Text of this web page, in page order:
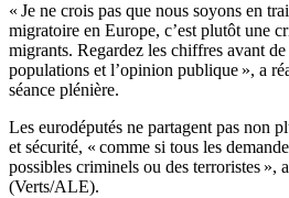
« Je ne crois pas que nous soyons en
migratoire en Europe, c’est plutôt une
migrants. Regardez les chiffres avant
populations et l’opinion publique », a
séance plénière.
Les eurodéputés ne partagent pas non
et sécurité, « comme si tous les
possibles criminels ou des terroristes »,
(Verts/ALE).